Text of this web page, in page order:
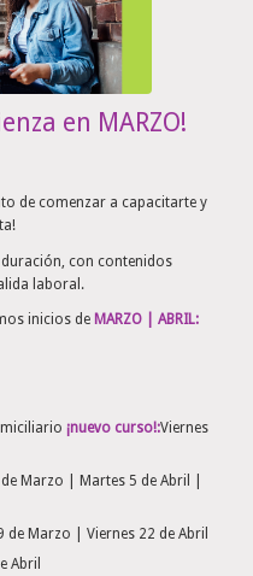
en MARZO!
de comenzar a capacitarte y
con contenidos
laboral.
inicios de MARZO | ABRIL:
¡nuevo curso!:Viernes
Marzo | Martes 5 de Abril |
de Marzo | Viernes 22 de Abril
Abril